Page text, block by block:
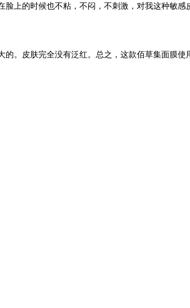
上的时候也不粘，不闷，不刺激，对我这种敏
。皮肤完全没有泛红。总之，这款佰草集面膜使